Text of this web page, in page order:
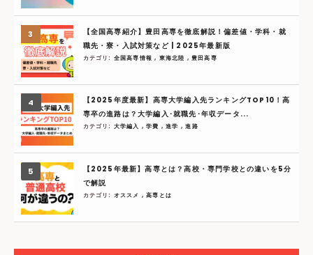
【全国高専紹介】豊田高専を徹底解説！偏差値・学科・就
職先・寮・入試対策など | 2025年最新版
カテゴリ: 全国高専情報, 東海北陸 ,豊田高専
【2025年度最新】高専大学編入先ランキングTOP10！高
専卒の進路は？大学編入･就職先･年収データ...
カテゴリ: 大学編入 ,学費 ,進学 ,進路
【2025年最新】高専とは？高校・専門学校との違いを5分
で解説
カテゴリ: オススメ ,高専とは